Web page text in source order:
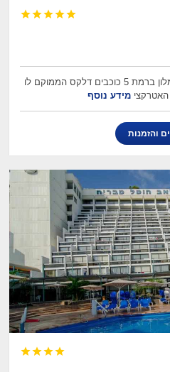





בית המלון רימונים גלי כנרת הינו מלון ברמת 5 כוכבים דלקס הממוקם לו
מידע נוסף
והזמנות



